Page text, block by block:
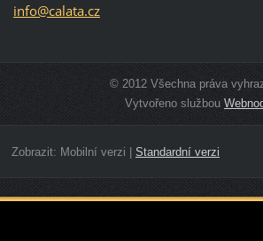
info@calata.cz
© 2012 Všechna práva
Vytvořeno službou
Zobrazit: Mobilní verzi Standardní verzi